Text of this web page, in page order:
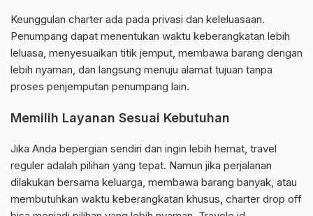
Keunggulan charter ada pada privasi dan keleluasaan.
Penumpang dapat menentukan waktu keberangkatan lebih
leluasa, menyesuaikan titik jemput, membawa barang dengan
lebih nyaman, dan langsung menuju alamat tujuan tanpa
proses penjemputan penumpang lain.
Memilih Layanan Sesuai Kebutuhan
Jika Anda bepergian sendiri dan ingin lebih hemat, travel
reguler adalah pilihan yang tepat. Namun jika perjalanan
dilakukan bersama keluarga, membawa barang banyak, atau
membutuhkan waktu keberangkatan khusus, charter drop off